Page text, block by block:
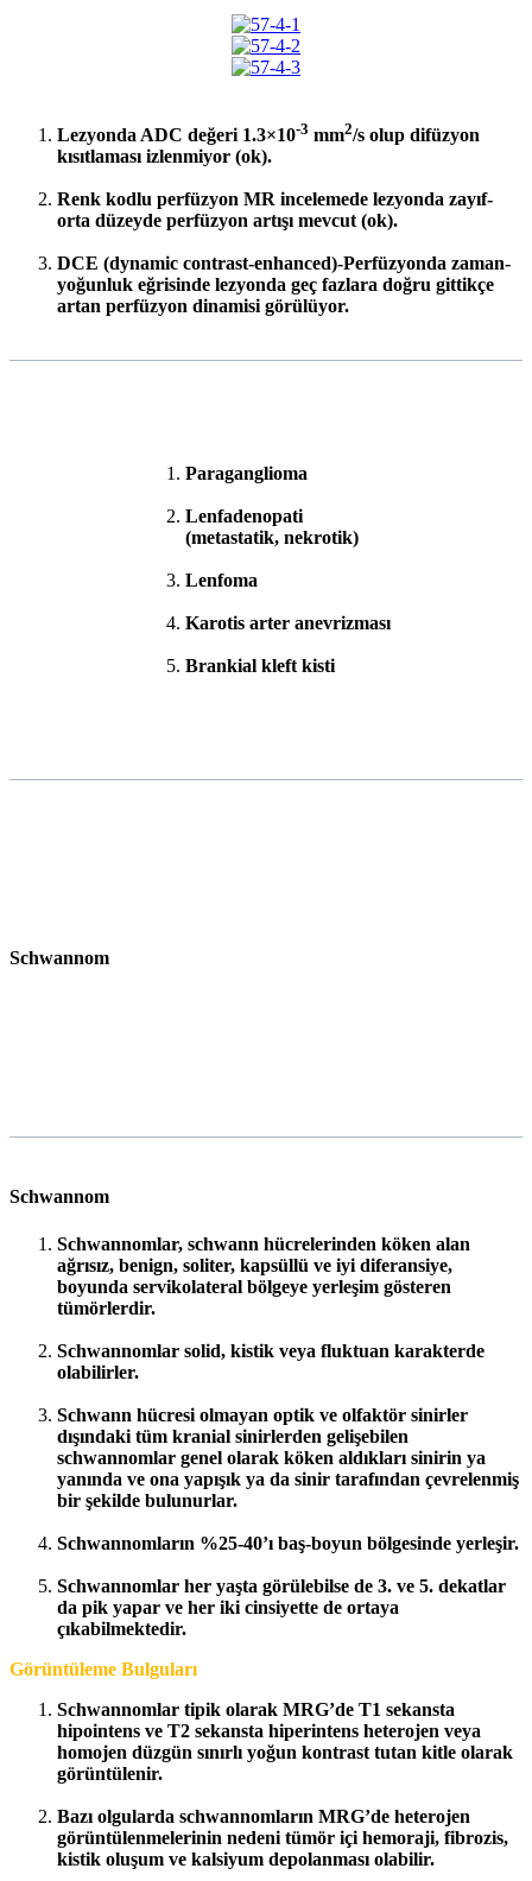
Lezyonda ADC değeri 1.3×10-3 mm2/s olup difüzyon
kısıtlaması izlenmiyor (ok).
Renk kodlu perfüzyon MR incelemede lezyonda zayıf-
orta düzeyde perfüzyon artışı mevcut (ok).
DCE (dynamic contrast-enhanced)-Perfüzyonda zaman-
yoğunluk eğrisinde lezyonda geç fazlara doğru gittikçe
artan perfüzyon dinamisi görülüyor.
Paraganglioma
Lenfadenopati
(metastatik, nekrotik)
Lenfoma
Karotis arter anevrizması
Brankial kleft kisti
Schwannom
Schwannom
Schwannomlar, schwann hücrelerinden köken alan
ağrısız, benign, soliter, kapsüllü ve iyi diferansiye,
boyunda servikolateral bölgeye yerleşim gösteren
tümörlerdir.
Schwannomlar solid, kistik veya fluktuan karakterde
olabilirler.
Schwann hücresi olmayan optik ve olfaktör sinirler
dışındaki tüm kranial sinirlerden gelişebilen
schwannomlar genel olarak köken aldıkları sinirin ya
yanında ve ona yapışık ya da sinir tarafından çevrelenmiş
bir şekilde bulunurlar.
Schwannomların %25-40’ı baş-boyun bölgesinde yerleşir.
Schwannomlar her yaşta görülebilse de 3. ve 5. dekatlar
da pik yapar ve her iki cinsiyette de ortaya
çıkabilmektedir.
Görüntüleme Bulguları
Schwannomlar tipik olarak MRG’de T1 sekansta
hipointens ve T2 sekansta hiperintens heterojen veya
homojen düzgün sınırlı yoğun kontrast tutan kitle olarak
görüntülenir.
Bazı olgularda schwannomların MRG’de heterojen
görüntülenmelerinin nedeni tümör içi hemoraji, fibrozis,
kistik oluşum ve kalsiyum depolanması olabilir.